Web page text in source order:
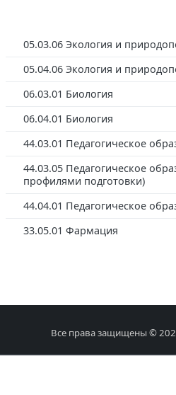
05.03.06 Экология и
05.04.06 Экология и
06.03.01 Биология
06.04.01 Биология
44.03.01 Педагогическое
44.03.05 Педагогическое
профилями подготовки)
44.04.01 Педагогическое
33.05.01 Фармация
Все права защищены ©